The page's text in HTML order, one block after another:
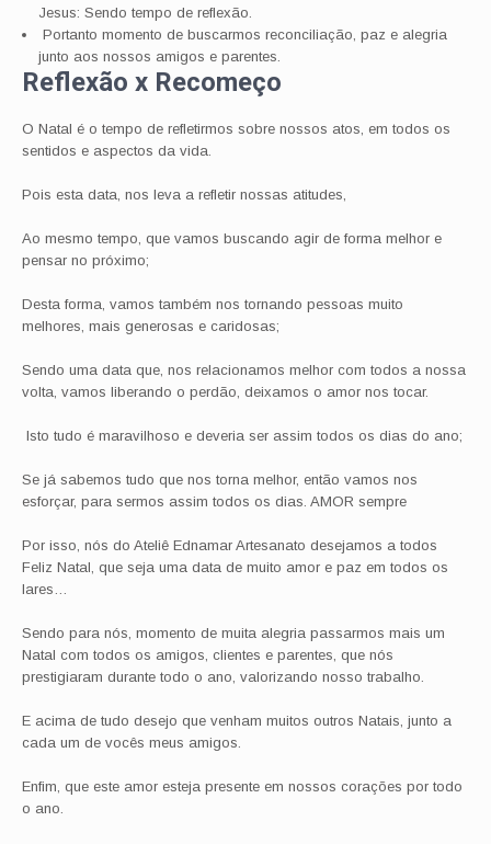
Jesus: Sendo tempo de reflexão.
Portanto momento de buscarmos reconciliação, paz e alegria
junto aos nossos amigos e parentes.
Reflexão x Recomeço
O Natal é o tempo de refletirmos sobre nossos atos, em todos os
sentidos e aspectos da vida.
Pois esta data, nos leva a refletir nossas atitudes,
Ao mesmo tempo, que vamos buscando agir de forma melhor e
pensar no próximo;
Desta forma, vamos também nos tornando pessoas muito
melhores, mais generosas e caridosas;
Sendo uma data que, nos relacionamos melhor com todos a nossa
volta, vamos liberando o perdão, deixamos o amor nos tocar.
Isto tudo é maravilhoso e deveria ser assim todos os dias do ano;
Se já sabemos tudo que nos torna melhor, então vamos nos
esforçar, para sermos assim todos os dias. AMOR sempre
Por isso, nós do Ateliê Ednamar Artesanato desejamos a todos
Feliz Natal, que seja uma data de muito amor e paz em todos os
lares…
Sendo para nós, momento de muita alegria passarmos mais um
Natal com todos os amigos, clientes e parentes, que nós
prestigiaram durante todo o ano, valorizando nosso trabalho.
E acima de tudo desejo que venham muitos outros Natais, junto a
cada um de vocês meus amigos.
Enfim, que este amor esteja presente em nossos corações por todo
o ano.